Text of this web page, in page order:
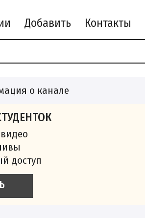
Добавить Контакты
о канале
доступ